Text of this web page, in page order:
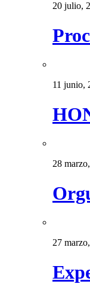
20 julio,
11 junio,
28
27